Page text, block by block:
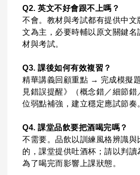
Q2. 英文不好會跟不上嗎？
不會。教材與考試都有提供中文
文為主，必要時輔以原文關鍵名
材與考試。
Q3. 課後如何有效複習？
精華講義回顧重點 → 完成模擬
見錯誤提醒》（概念錯／細節錯
位弱點補強，建立穩定應試節奏
Q4. 課堂品飲要把酒喝完嗎？
不需要。品飲以訓練風格辨識與
的，課堂提供吐酒杯；請以判讀
為了喝完而影響上課狀態。